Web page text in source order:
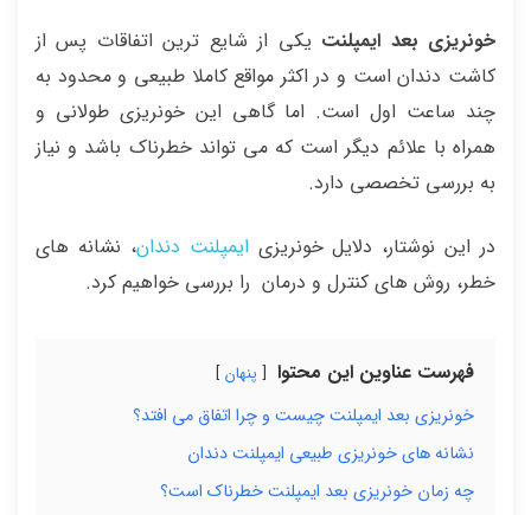
خونریزی بعد ایمپلنت یکی از شایع ترین اتفاقات پس از
کاشت دندان است و در اکثر مواقع کاملا طبیعی و محدود به
چند ساعت اول است. اما گاهی این خونریزی طولانی و
همراه با علائم دیگر است که می تواند خطرناک باشد و نیاز
به بررسی تخصصی دارد.
در این نوشتار، دلایل خونریزی ایمپلنت دندان، نشانه های
خطر، روش های کنترل و درمان را بررسی خواهیم کرد.
فهرست عناوین این محتوا پنهان
خونریزی بعد ایمپلنت چیست و چرا اتفاق می افتد؟
نشانه های خونریزی طبیعی ایمپلنت دندان
چه زمان خونریزی بعد ایمپلنت خطرناک است؟